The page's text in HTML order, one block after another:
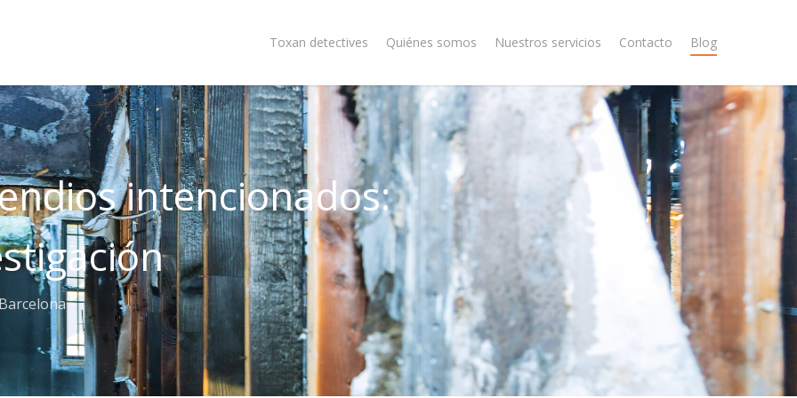
Toxan detectives Quiénes somos Nuestros servicios Contacto Blog
intencionados: